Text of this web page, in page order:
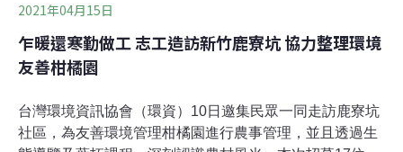
2021年04月15日
乍暖還寒勤做工 志工造訪新竹鹿寮坑 協力整理環境
友善柑橘園
台灣環境資訊協會（環資）10日邀集民眾一同走訪鹿寮坑
社區，為友善環境管理柑橘園進行農事管理，並且透過生